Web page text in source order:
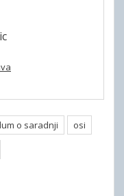
o saradnji
osi